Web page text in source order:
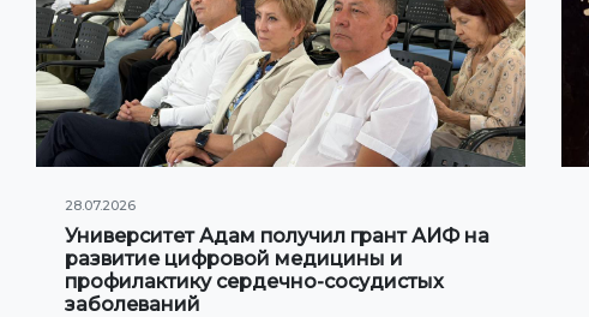
28.07.2026
Университет Адам получил грант АИФ на
развитие цифровой медицины и
профилактику сердечно-сосудистых
заболеваний